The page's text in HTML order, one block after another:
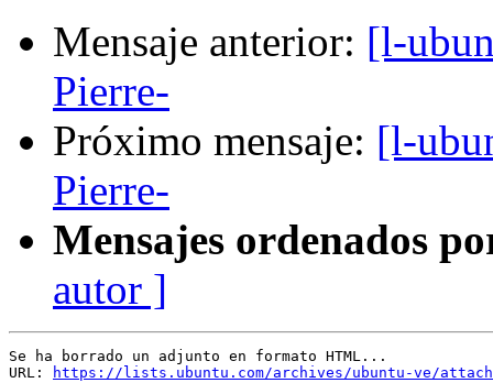
Mensaje anterior: [l-
Pierre-
Próximo mensaje: [l-
Pierre-
Mensajes ordenados
autor ]
Se ha borrado un adjunto en formato HTML...
URL:
https://lists.ubuntu.com/archives/ubuntu-ve/